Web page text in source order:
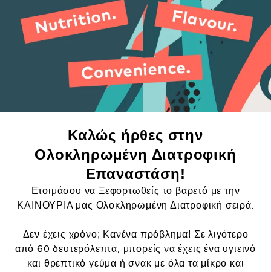
Καλώς ήρθες στην
Ολοκληρωμένη Διατροφική
Επαναστάση!
Ετοιμάσου να Ξεφορτωθείς το βαρετό με την
ΚΑΙΝΟΥΡΙΑ μας Ολοκληρωμένη Διατροφική σειρά.
Δεν έχεις χρόνο; Κανένα πρόβλημα! Σε λιγότερο
από 60 δευτερόλεπτα, μπορείς να έχεις ένα υγιεινό
και θρεπτικό γεύμα ή σνακ με όλα τα μίκρο και